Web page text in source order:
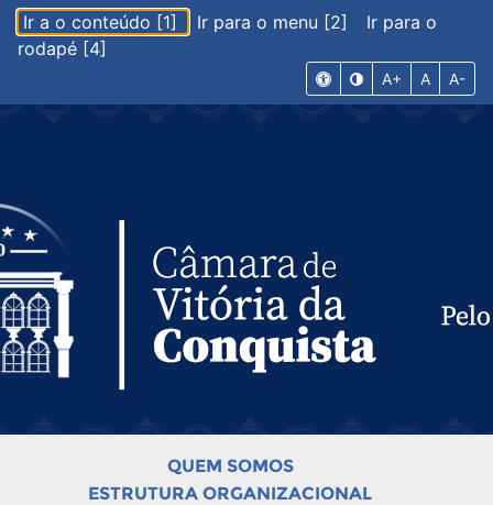
Ir a o conteúdo [1] Ir para o menu [2]
Ir para o
rodapé [4]
A+ A A-
QUEM SOMOS
ESTRUTURA ORGANIZACIONAL